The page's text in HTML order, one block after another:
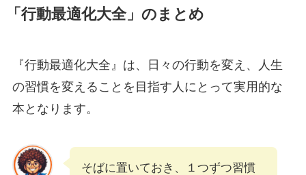
「行動最適化大全」のまとめ
『行動最適化大全』は、日々の行動を変え、人生
の習慣を変えることを目指す人にとって実用的な
本となります。
そばに置いておき、１つずつ習慣